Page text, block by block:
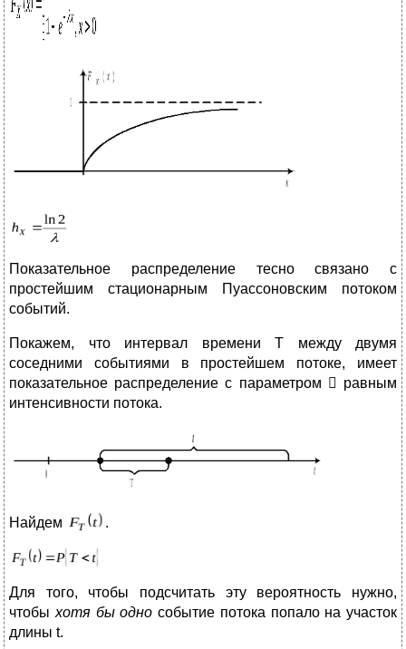
Показательное распределение тесно связано с
простейшим стационарным Пуассоновским потоком
событий.
Покажем, что интервал времени Т между двумя
соседними событиями в простейшем потоке, имеет
показательное распределение с параметром  равным
интенсивности потока.
Найдем .
Для того, чтобы подсчитать эту вероятность нужно,
чтобы хотя бы одно событие потока попало на участок
длины t.